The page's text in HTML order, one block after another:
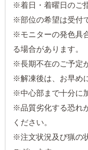
※着日・着曜日のご
※部位の希望は受付
※モニターの発色具
る場合があります。
※長期不在のご予定
※解凍後は、お早め
※中心部まで十分に
※品質劣化する恐れ
ください。
※注文状況及び猟の